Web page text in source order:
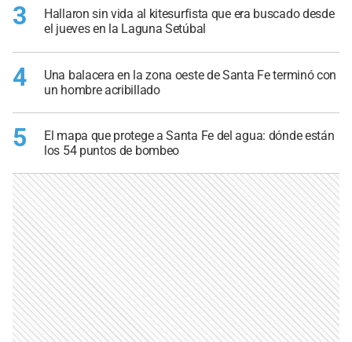
3
Hallaron sin vida al kitesurfista que era buscado desde
el jueves en la Laguna Setúbal
4
Una balacera en la zona oeste de Santa Fe terminó con
un hombre acribillado
5
El mapa que protege a Santa Fe del agua: dónde están
los 54 puntos de bombeo